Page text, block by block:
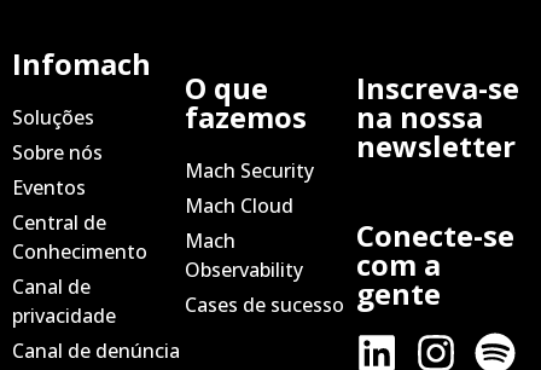
Infomach
Soluções
Sobre nós
Eventos
Central de
Conhecimento
Canal de
privacidade
Canal de denúncia
O que
fazemos
Mach Security
Mach Cloud
Mach
Observability
Cases de sucesso
Inscreva-se
na nossa
newsletter
Conecte-se
com a
gente